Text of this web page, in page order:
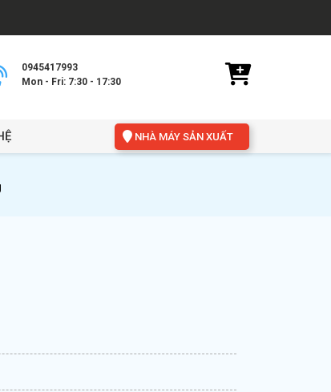
0945417993
Mon - Fri: 7:30 - 17:30
NHÀ MÁY SẢN XUẤT